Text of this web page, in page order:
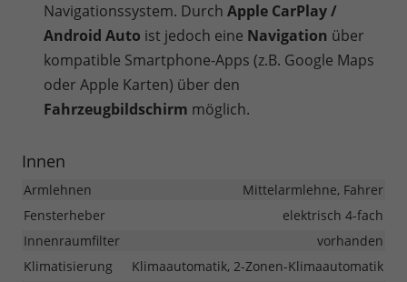
Navigationssystem. Durch Apple CarPlay /
Android Auto ist jedoch eine Navigation über
kompatible Smartphone-Apps (z.B. Google Maps
oder Apple Karten) über den
Fahrzeugbildschirm möglich.
Innen
Armlehnen
Mittelarmlehne, Fahrer
Fensterheber
elektrisch 4-fach
Innenraumfilter
vorhanden
Klimatisierung
Klimaautomatik, 2-Zonen-Klimaautomatik